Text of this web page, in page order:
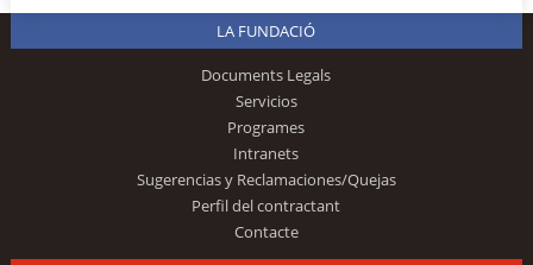
LA FUNDACIÓ
Documents Legals
Servicios
Programes
Intranets
Sugerencias y Reclamaciones/Quejas
Perfil del contractant
Contacte